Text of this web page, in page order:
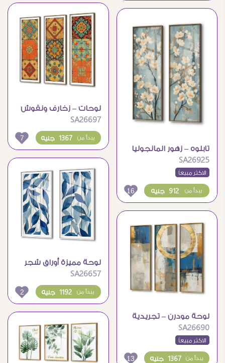
تابلوه – زهور المانجوليا
SA26925
الاكثر مبيعاً
912 جنيه يبدأ من 16
لوحات – زخارف ونقوش
SA26697
1367 جنيه يبدأ من 7
لوحة مودرن – تجريدية
SA26690
الاكثر مبيعاً
1367 جنيه يبدأ من 13
لوحة مميزة أوراق شجر
SA26657
1192 جنيه يبدأ من 2